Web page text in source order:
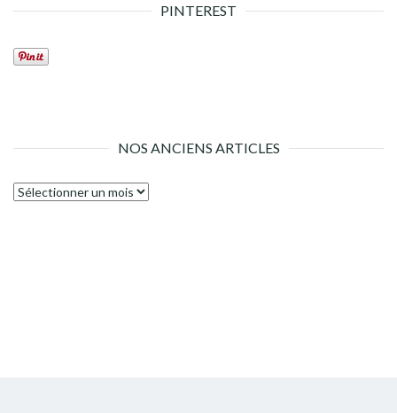
PINTEREST
NOS ANCIENS ARTICLES
Nos